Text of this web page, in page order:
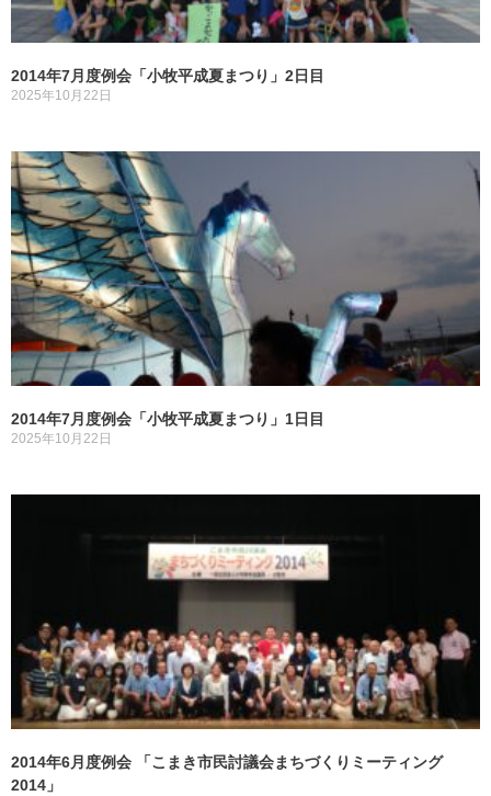
2014年7月度例会「小牧平成夏まつり」2日目
2025年10月22日
2014年7月度例会「小牧平成夏まつり」1日目
2025年10月22日
2014年6月度例会 「こまき市民討議会まちづくりミーティング
2014」